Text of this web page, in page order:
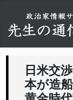
日米交
本が造